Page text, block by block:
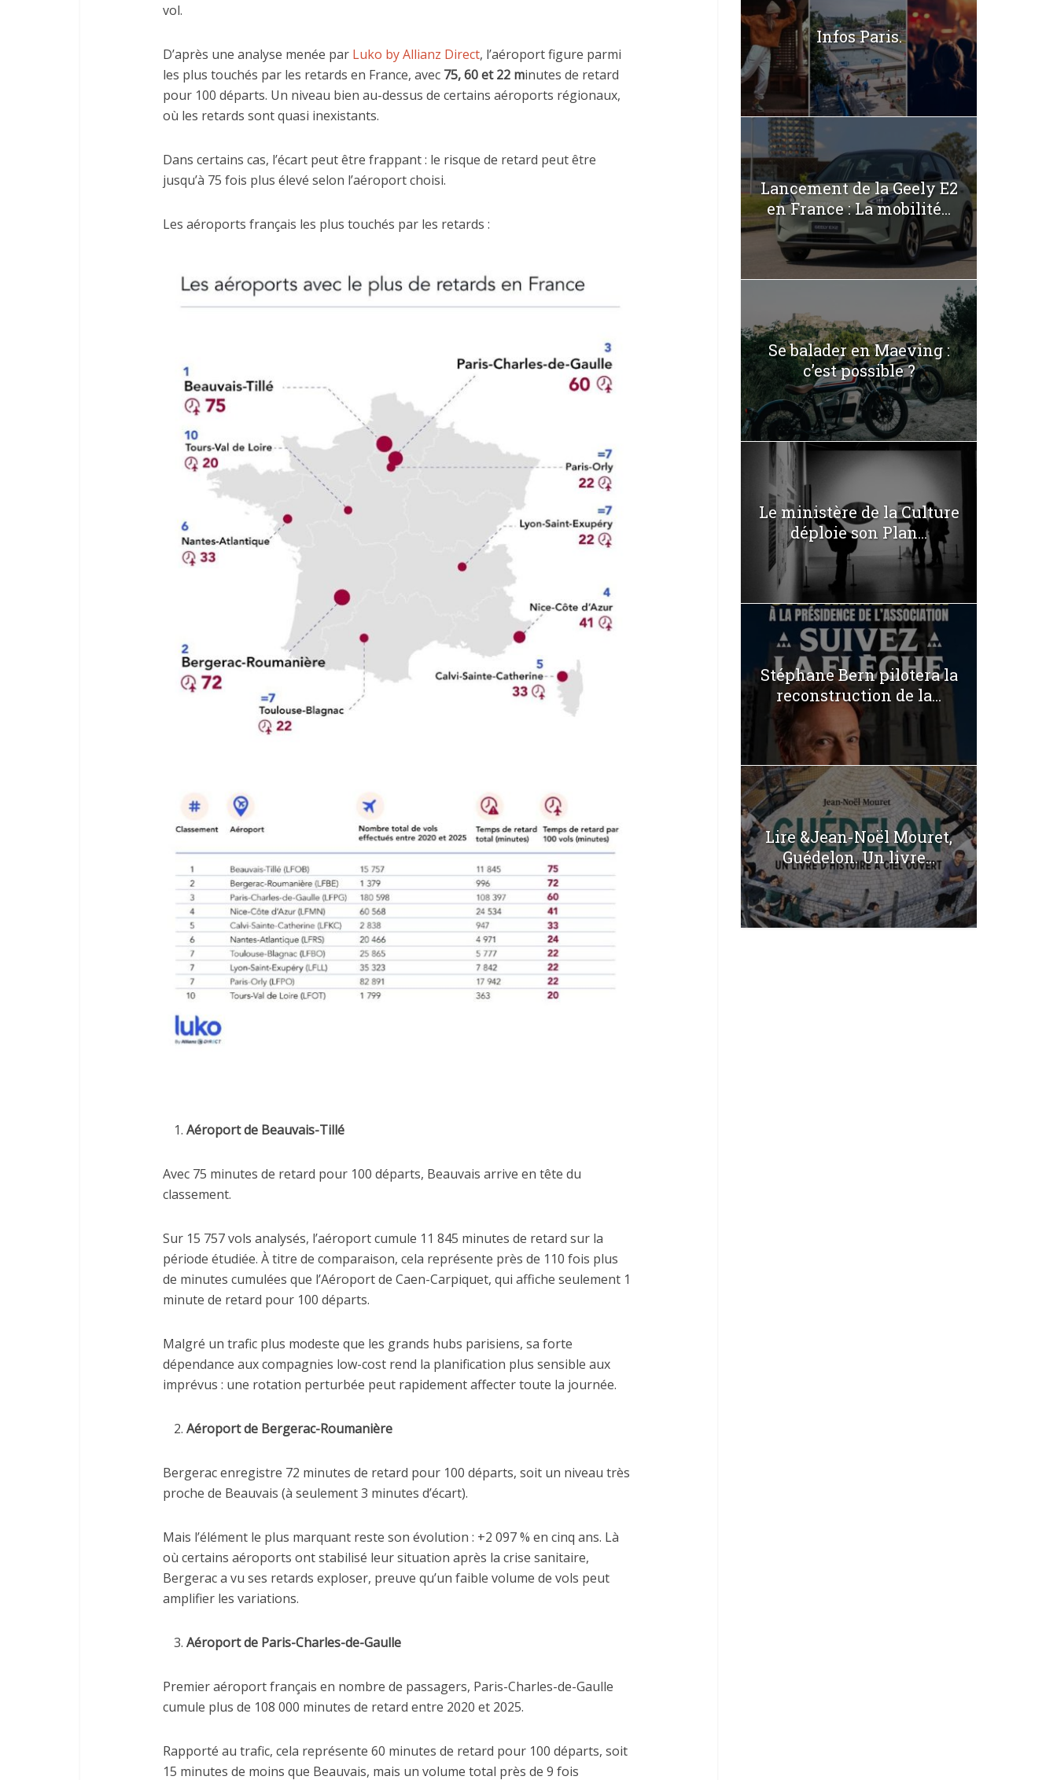
vol.
D’après une analyse menée par Luko by Allianz Direct, l’aéroport figure parmi
les plus touchés par les retards en France, avec 75, 60 et 22 minutes de retard
pour 100 départs. Un niveau bien au-dessus de certains aéroports régionaux,
où les retards sont quasi inexistants.
Dans certains cas, l’écart peut être frappant : le risque de retard peut être
jusqu’à 75 fois plus élevé selon l’aéroport choisi.
Les aéroports français les plus touchés par les retards :
Aéroport de Beauvais-Tillé
Avec 75 minutes de retard pour 100 départs, Beauvais arrive en tête du
classement.
Sur 15 757 vols analysés, l’aéroport cumule 11 845 minutes de retard sur la
période étudiée. À titre de comparaison, cela représente près de 110 fois plus
de minutes cumulées que l’Aéroport de Caen-Carpiquet, qui affiche seulement 1
minute de retard pour 100 départs.
Malgré un trafic plus modeste que les grands hubs parisiens, sa forte
dépendance aux compagnies low-cost rend la planification plus sensible aux
imprévus : une rotation perturbée peut rapidement affecter toute la journée.
Aéroport de Bergerac-Roumanière
Bergerac enregistre 72 minutes de retard pour 100 départs, soit un niveau très
proche de Beauvais (à seulement 3 minutes d’écart).
Mais l’élément le plus marquant reste son évolution : +2 097 % en cinq ans. Là
où certains aéroports ont stabilisé leur situation après la crise sanitaire,
Bergerac a vu ses retards exploser, preuve qu’un faible volume de vols peut
amplifier les variations.
Aéroport de Paris-Charles-de-Gaulle
Premier aéroport français en nombre de passagers, Paris-Charles-de-Gaulle
cumule plus de 108 000 minutes de retard entre 2020 et 2025.
Rapporté au trafic, cela représente 60 minutes de retard pour 100 départs, soit
15 minutes de moins que Beauvais, mais un volume total près de 9 fois
Infos Paris.
Lancement de la Geely E2
en France : La mobilité...
Se balader en Maeving :
c’est possible ?
Le ministère de la Culture
déploie son Plan...
Stéphane Bern pilotera la
reconstruction de la...
Lire &Jean-Noël Mouret,
Guédelon. Un livre...